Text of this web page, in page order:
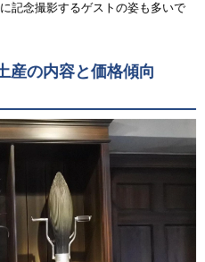
記念撮影するゲストの姿も多いで
産の内容と価格傾向